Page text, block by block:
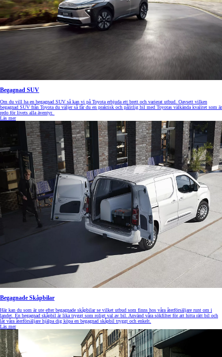
Begagnad SUV
Om du vill ha en begagnad SUV så kan vi på Toyota erbjuda ett brett och varierat utbud. Oavsett vilken
begagnad SUV från Toyota du väljer så får du en praktisk och pålitlig bil med Toyotas välkända kvalitet som är
redo för livets alla äventyr.
Läs mer
Begagnade Skåpbilar
Här kan du som är ute efter begagnade skåpbilar se vilket utbud som finns hos våra återförsäljare runt om i
landet. En begagnad skåpbil är lika tryggt som roligt val av bil. Använd våra sökfilter för att hitta rätt bil och
låt våra återförsäljare hjälpa dig köpa en begagnad skåpbil tryggt och enkelt.
Läs mer